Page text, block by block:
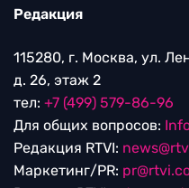
Редакция
115280, г. Москва, ул.
д. 26, этаж 2
тел: +7 (499) 579-86-96
Для общих вопросов:
Редакция RTVI:
Маркетинг/PR: